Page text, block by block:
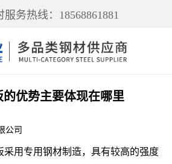
服务热线：18568861881
的优势主要体现在哪里
公司
用专用钢材制造，具有较高的强度